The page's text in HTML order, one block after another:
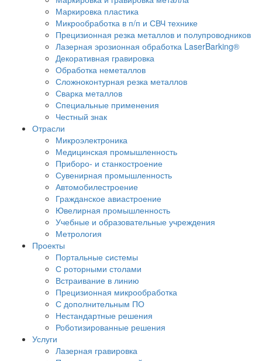
Маркировка пластика
Микрообработка в п/п и СВЧ технике
Прецизионная резка металлов и полупроводников
Лазерная эрозионная обработка LaserBarking®
Декоративная гравировка
Обработка неметаллов
Сложноконтурная резка металлов
Сварка металлов
Специальные применения
Честный знак
Отрасли
Микроэлектроника
Медицинская промышленность
Приборо- и станкостроение
Сувенирная промышленность
Автомобилестроение
Гражданское авиастроение
Ювелирная промышленность
Учебные и образовательные учреждения
Метрология
Проекты
Портальные системы
С роторными столами
Встраивание в линию
Прецизионная микрообработка
С дополнительным ПО
Нестандартные решения
Роботизированные решения
Услуги
Лазерная гравировка